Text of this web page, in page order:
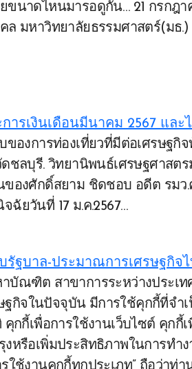
ขนาดไหนมารอดูกัน… 21 กรกฎา
ล มหาวิทยาลัยธรรมศาสตร์(มธ
ารเงินเดือนมีนาคม 2567 และ
ดชลบุรี. วิทยานิพนธ์เศรษฐศาส
ของศักดิ์สยาม ชิดชอบ อดีต รมว
ฉัยวันที่ 17 ม.ค.2567…
รัฐบาล-ประมาณการเศรษฐกิจ
ฐกิจในปัจจุบัน มีการใช้คุกกี้ที่จำ
กกี้เพื่อการใช้งานเว็บไซต์ คุกกี้
หรือเพิ่มประสิทธิภาพในการทำ
ใช้งานคุกกี้ทุกประเภท” ถือว่า